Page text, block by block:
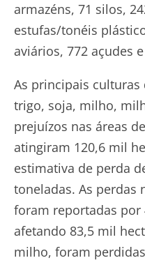
armazéns, 71 silos,
estufas/tonéis
aviários, 772 açudes
As principais culturas
trigo, soja, milho,
prejuízos nas áreas
atingiram 120,6 mil
estimativa de perda
toneladas. As perdas
foram reportadas por
afetando 83,5 mil
milho, foram